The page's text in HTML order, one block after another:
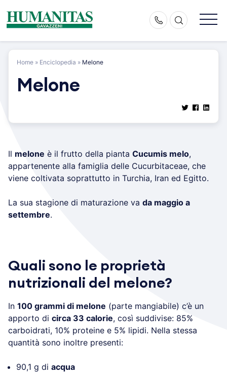
content
Home » Enciclopedia » Melone
Melone
Il melone è il frutto della pianta Cucumis melo,
appartenente alla famiglia delle Cucurbitaceae, che
viene coltivata soprattutto in Turchia, Iran ed Egitto.
La sua stagione di maturazione va da maggio a
settembre.
Quali sono le proprietà
nutrizionali del melone?
In 100 grammi di melone (parte mangiabile) c’è un
apporto di circa 33 calorie, così suddivise: 85%
carboidrati, 10% proteine e 5% lipidi. Nella stessa
quantità sono inoltre presenti:
90,1 g di acqua